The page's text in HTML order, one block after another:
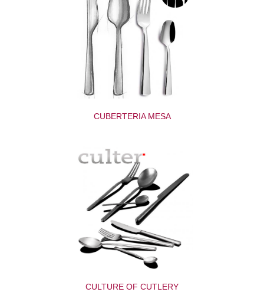
CUBERTERIA MESA
CULTURE OF CUTLERY